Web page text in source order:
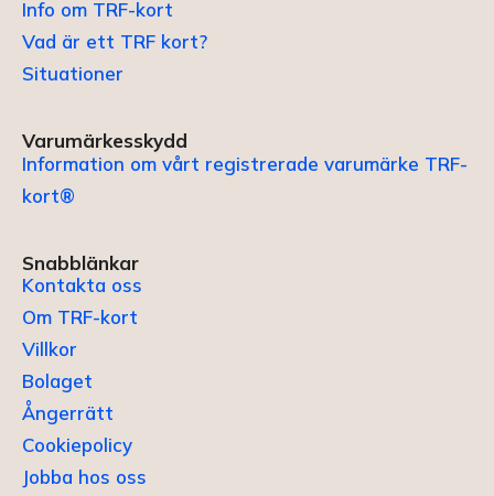
Info om TRF-kort
Vad är ett TRF kort?
Situationer
Varumärkesskydd
Information om vårt registrerade varumärke TRF-
kort®
Snabblänkar
Kontakta oss
Om TRF-kort
Villkor
Bolaget
Ångerrätt
Cookiepolicy
Jobba hos oss